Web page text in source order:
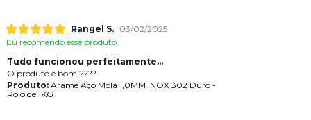
Rangel S.
03/02/2025
Eu recomendo esse produto.
Tudo funcionou perfeitamente...
O produto é bom ????
Produto:Arame Aço Mola 1,0MM INOX 302 Duro -
Rolo de 1KG